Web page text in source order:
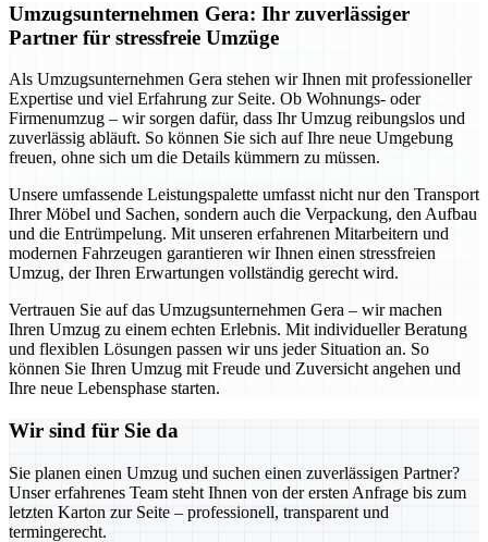
Umzugsunternehmen Gera: Ihr zuverlässiger
Partner für stressfreie Umzüge
Als Umzugsunternehmen Gera stehen wir Ihnen mit professioneller
Expertise und viel Erfahrung zur Seite. Ob Wohnungs- oder
Firmenumzug – wir sorgen dafür, dass Ihr Umzug reibungslos und
zuverlässig abläuft. So können Sie sich auf Ihre neue Umgebung
freuen, ohne sich um die Details kümmern zu müssen.
Unsere umfassende Leistungspalette umfasst nicht nur den Transport
Ihrer Möbel und Sachen, sondern auch die Verpackung, den Aufbau
und die Entrümpelung. Mit unseren erfahrenen Mitarbeitern und
modernen Fahrzeugen garantieren wir Ihnen einen stressfreien
Umzug, der Ihren Erwartungen vollständig gerecht wird.
Vertrauen Sie auf das Umzugsunternehmen Gera – wir machen
Ihren Umzug zu einem echten Erlebnis. Mit individueller Beratung
und flexiblen Lösungen passen wir uns jeder Situation an. So
können Sie Ihren Umzug mit Freude und Zuversicht angehen und
Ihre neue Lebensphase starten.
Wir sind für Sie da
Sie planen einen Umzug und suchen einen zuverlässigen Partner?
Unser erfahrenes Team steht Ihnen von der ersten Anfrage bis zum
letzten Karton zur Seite – professionell, transparent und
termingerecht.